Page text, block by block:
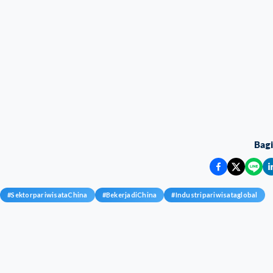
#SektorpariwisataChina #BekerjadiChina #Industripariwisataglobal